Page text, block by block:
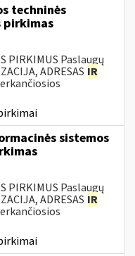
techninės
pirkimas
PIRKIMUS Paslaugų
ADRESAS IR
sistemos
PIRKIMUS Paslaugų
ADRESAS IR